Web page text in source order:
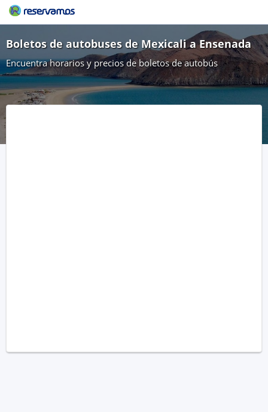
Boletos de autobuses de Mexicali a Ensenada
Encuentra horarios y precios de boletos de autobús